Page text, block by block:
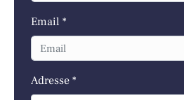
Email *
Adresse *